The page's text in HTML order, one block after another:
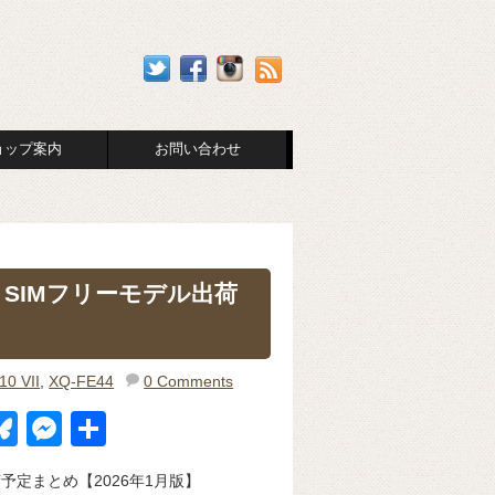
ップ案内 お問い合わせ
フリーモデル出荷
VII ,XQ-FE44 0 Comments
Bl
u
M
有
定まとめ【2026年1月版】